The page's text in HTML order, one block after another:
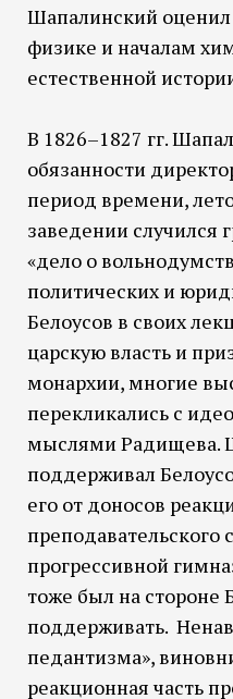
Шапалинский оценил
физике и началам
естественной
В 1826–1827 гг.
обязанности
период времени,
заведении случился
«дело о
политических и
Белоусов в своих
царскую власть и
монархии, многие
перекликались с
мыслями Радищева.
поддерживал
его от доносов
преподавательского
прогрессивной
тоже был на стороне
поддерживать.
педантизма»,
реакционная часть